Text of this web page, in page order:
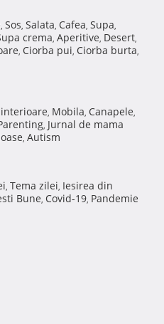
, Sos, Salata, Cafea, Supa,
crema, Aperitive, Desert,
, Ciorba pui, Ciorba burta,
, Mobila, Canapele,
, Jurnal de mama
, Autism
, Tema zilei, Iesirea din
Bune, Covid-19, Pandemie